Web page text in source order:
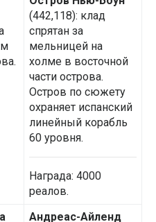
(442,118): клад
спрятан за
мельницей на
холме в восточной
части острова.
Остров по сюжету
охраняет испанский
линейный корабль
60 уровня.
Награда: 4000
реалов.
Андреас-Айленд